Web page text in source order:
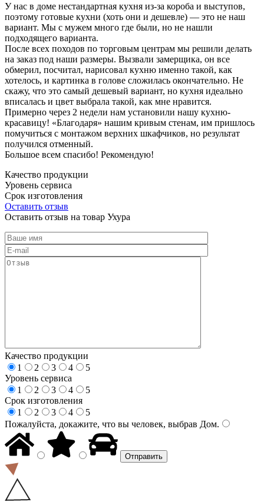
У нас в доме нестандартная кухня из-за короба и выступов,
поэтому готовые кухни (хоть они и дешевле) — это не наш
вариант. Мы с мужем много где были, но не нашли
подходящего варианта.
После всех походов по торговым центрам мы решили делать
на заказ под наши размеры. Вызвали замерщика, он все
обмерил, посчитал, нарисовал кухню именно такой, как
хотелось, и картинка в голове сложилась окончательно. Не
скажу, что это самый дешевый вариант, но кухня идеально
вписалась и цвет выбрала такой, как мне нравится.
Примерно через 2 недели нам установили нашу кухню-
красавицу! «Благодаря» нашим кривым стенам, им пришлось
помучиться с монтажом верхних шкафчиков, но результат
получился отменный.
Большое всем спасибо! Рекомендую!
Качество продукции
Уровень сервиса
Срок изготовления
Оставить отзыв
Оставить отзыв на товар Ухура
Качество продукции
1
2 3 4
5
Уровень сервиса
1
2 3 4
5
Срок изготовления
1
2 3 4
5
Пожалуйста, докажите, что вы человек, выбрав Дом.